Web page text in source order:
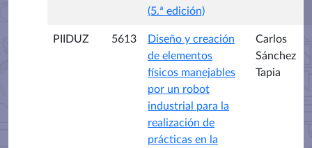
(5.ª edición)
PIIDUZ 5613
Diseño y creación
de elementos
físicos manejables
por un robot
industrial para la
realización de
prácticas en la
Carlos
Sánchez
Tapia